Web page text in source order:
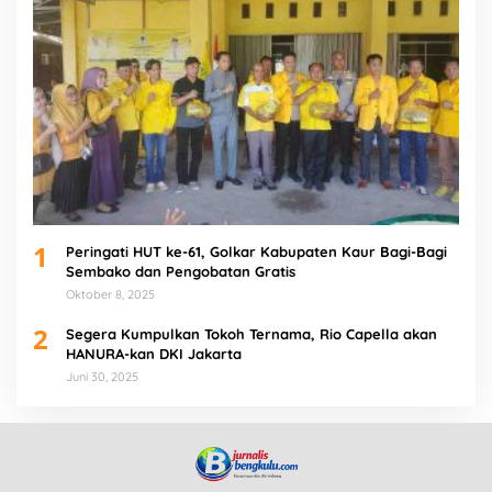
1
Peringati HUT ke-61, Golkar Kabupaten Kaur Bagi-Bagi
Sembako dan Pengobatan Gratis
Oktober 8, 2025
2
Segera Kumpulkan Tokoh Ternama, Rio Capella akan
HANURA-kan DKI Jakarta
Juni 30, 2025